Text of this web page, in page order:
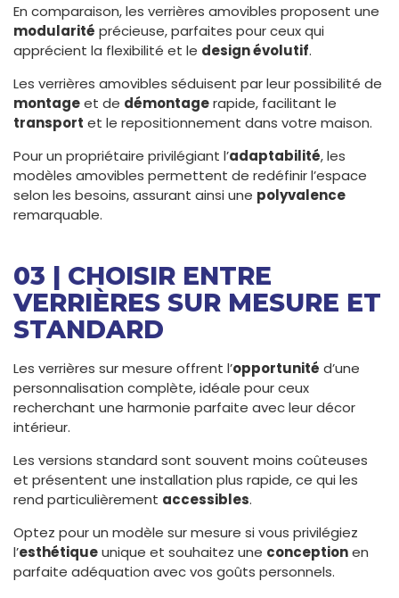
En comparaison, les verrières amovibles proposent une
modularité précieuse, parfaites pour ceux qui
apprécient la flexibilité et le design évolutif.
Les verrières amovibles séduisent par leur possibilité de
montageet de démontagerapide, facilitant le
transport et le repositionnement dans votre maison.
Pour un propriétaire privilégiant l’adaptabilité, les
modèles amovibles permettent de redéfinir l’espace
selon les besoins, assurant ainsi une polyvalence
remarquable.
03 | CHOISIR ENTRE
VERRIÈRES SUR MESURE ET
STANDARD
Les verrières sur mesure offrent l’opportunité d’une
personnalisation complète, idéale pour ceux
recherchant une harmonie parfaite avec leur décor
intérieur.
Les versions standard sont souvent moins coûteuses
et présentent une installation plus rapide, ce qui les
rend particulièrement accessibles.
Optez pour un modèle sur mesure si vous privilégiez
l’esthétiqueunique et souhaitez une conceptionen
parfaite adéquation avec vos goûts personnels.